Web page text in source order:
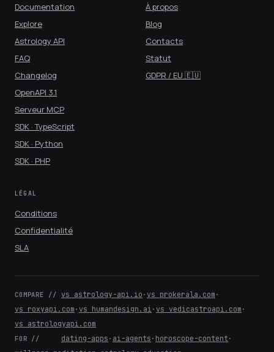
Documentation
Explore
Astrology API
FAQ
Changelog
OpenAPI 3.1
Serveur MCP
SDK · TypeScript
SDK · Python
SDK · PHP
À propos
Blog
Contacts
Statut
GDPR / EU 🇪🇺
LÉGAL
Conditions
Confidentialité
SLA
COMPARE // vs astrology-api.io · vs prokerala.com ·
vs roxyapi.com · vs humandesign.ai · vs vedicastroapi.com ·
vs astrologyapi.com
FOR // dating-apps · ai-agents · horoscope-content ·